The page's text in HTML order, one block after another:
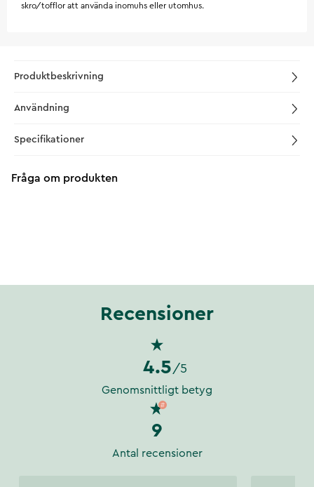
skro/tofflor att använda inomuhs eller utomhus.
Produktbeskrivning
Användning
Specifikationer
Fråga om produkten
Recensioner
4.5 /5
Genomsnittligt betyg
9
Antal recensioner